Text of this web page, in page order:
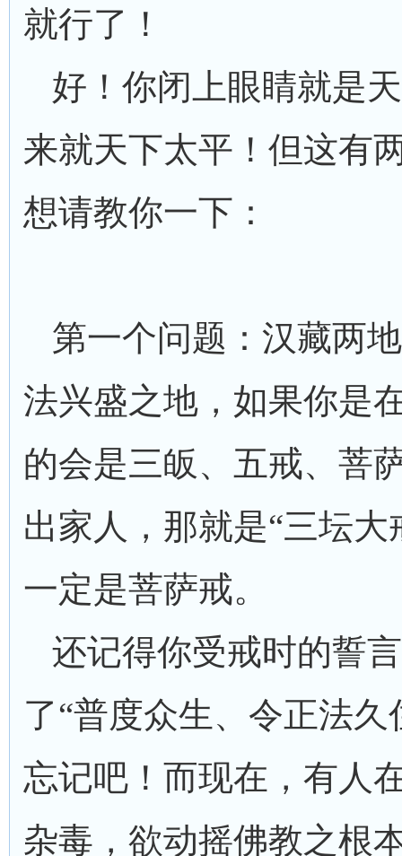
就行了！
好！你闭上眼睛就是
来就天下太平！但这有
想请教你一下：
第一个问题：汉藏两
法兴盛之地，如果你是
的会是三皈、五戒、菩
出家人，那就是“三坛大
一定是菩萨戒。
还记得你受戒时的誓
了“普度众生、令正法久
忘记吧！而现在，有人
杂毒，欲动摇佛教之根